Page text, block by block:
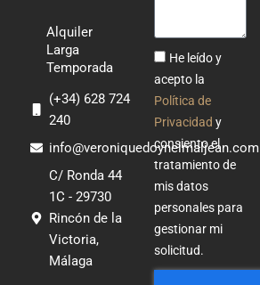
Alquiler
Larga
Temporada
(+34) 628 724
240
info@veroniquedoynelmaljean.com
C/ Ronda 44
1C - 29730
Rincón de la
Victoria,
Málaga
He leído y
acepto la
Política de
Privacidad y
consiento el
tratamiento de
mis datos
personales para
gestionar mi
solicitud.